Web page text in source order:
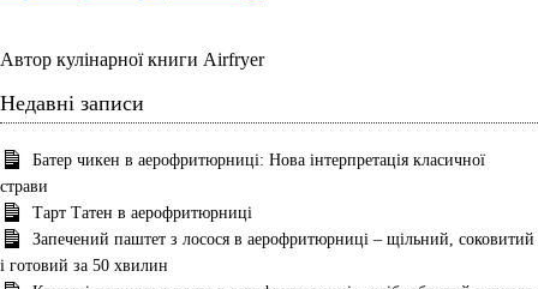
Автор кулінарної книги Airfryer
Недавні записи
Батер чикен в аерофритюрниці: Нова інтерпретація класичної
страви
Тарт Татен в аерофритюрниці
Запечений паштет з лосося в аерофритюрниці – щільний, соковитий
і готовий за 50 хвилин